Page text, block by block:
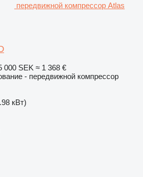
передвижной компрессор Atlas
000 SEK ≈ 1 368 €
- передвижной компрессор
кВт)